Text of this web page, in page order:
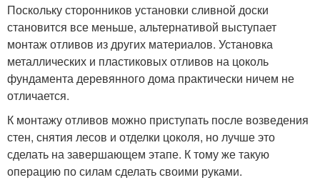
Поскольку сторонников установки сливной доски
становится все меньше, альтернативой выступает
монтаж отливов из других материалов. Установка
металлических и пластиковых отливов на цоколь
фундамента деревянного дома практически ничем не
отличается.
К монтажу отливов можно приступать после возведения
стен, снятия лесов и отделки цоколя, но лучше это
сделать на завершающем этапе. К тому же такую
операцию по силам сделать своими руками.